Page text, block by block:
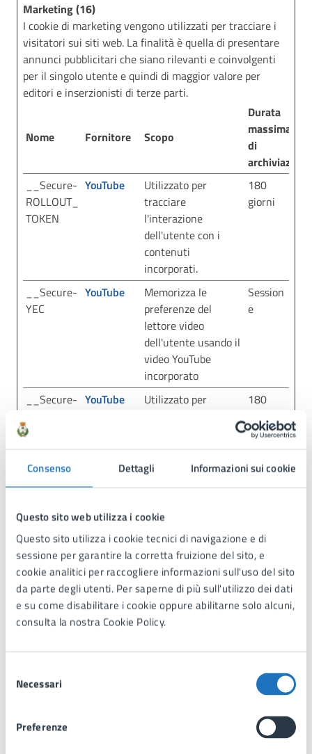
Consenso Dettagli Informazioni sui cookie
Questo sito web utilizza i cookie
Questo sito utilizza i cookie tecnici di navigazione e di
sessione per garantire la corretta fruizione del sito, e
cookie analitici per raccogliere informazioni sull'uso del sito
da parte degli utenti. Per saperne di più sull'utilizzo dei dati
e su come disabilitare i cookie oppure abilitarne solo alcuni,
consulta la nostra Cookie Policy.
delNecessari
Preferenze
Marketing (16)
I cookie di marketing vengono utilizzati per tracciare i
visitatori sui siti web. La finalità è quella di presentare
annunci pubblicitari che siano rilevanti e coinvolgenti
per il singolo utente e quindi di maggior valore per
editori e inserzionisti di terze parti.
Nome Fornitore Scopo
Durata
massima
di
archiviazione
__Secure-
ROLLOUT_
TOKEN
YouTube
Utilizzato per
tracciare
l'interazione
dell'utente con i
contenuti
incorporati.
180
giorni
__Secure-
YEC
YouTube
Memorizza le
preferenze del
lettore video
dell'utente usando il
video YouTube
incorporato
Session
e
__Secure- YouTube
Utilizzato per
contenuti
180
giorni
ULT_ENTR
Y_KEY [x2]
tracciare
l'interazione
dell'utente con i
contenuti
incorporati.
LogsDatab
aseV2:V#||
YouTube
Utilizzato per
tracciare
Persiste
ServiceWo
Persiste
nte